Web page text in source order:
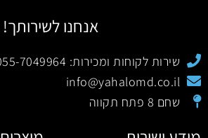
אנחנו לשירותך!
שירות לקוחות ומכירות: 055-7049964
info@yahalomd.co.il
שחם 8 פתח תקווה